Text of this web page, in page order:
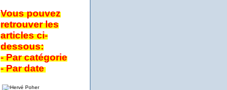
Vous pouvez
retrouver les
articles ci-
dessous:
- Par catégorie
- Par date